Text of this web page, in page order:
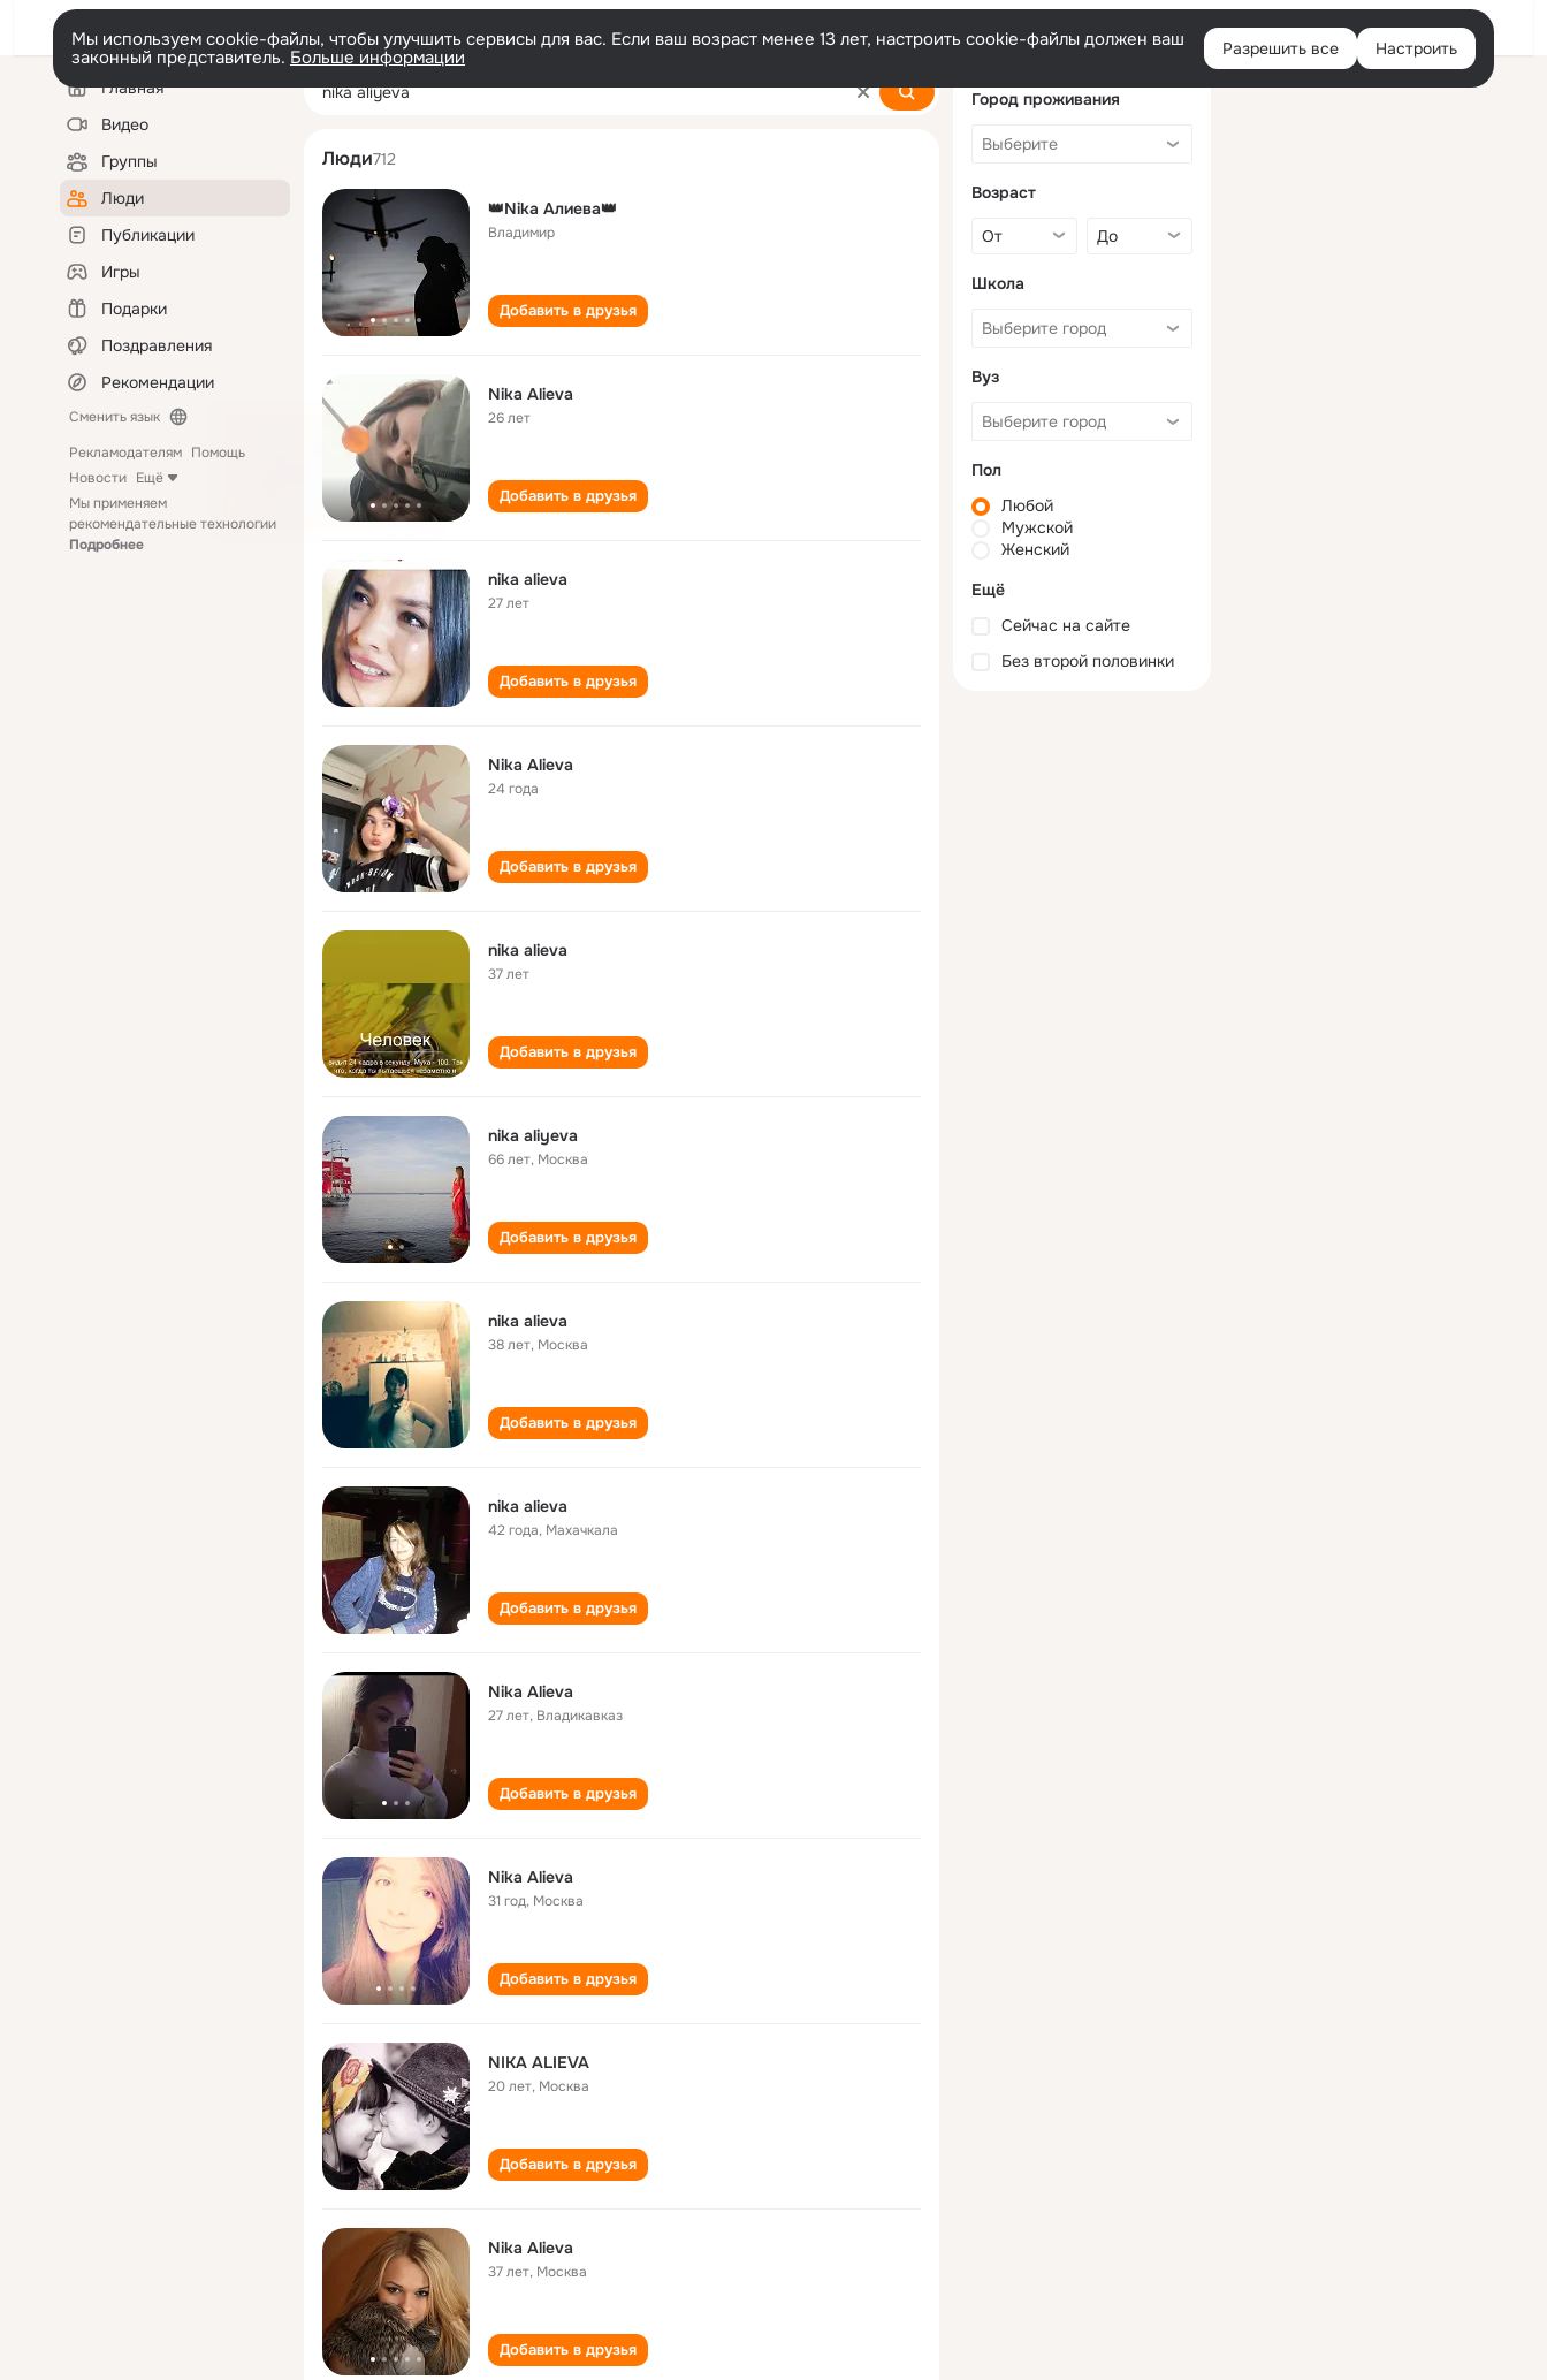
Войти
Мы используем cookie-файлы, чтобы улучшить сервисы для вас. Если ваш возраст менее 13 лет, настроить cookie-файлы должен ваш
законный представитель. Больше информации Разрешить все Настроить
Левая
колонкаГлавная
Видео
Группы
Люди
Публикации
Игры
Подарки
Поздравления
Рекомендации
Сменить язык
Рекламодателям Помощь
Новости Ещё
Мы применяем
рекомендательные технологии
Подробнее
nika aliyeva
Люди712
👑Nika Алиева👑
Владимир
Добавить в друзья
Nika Alieva
26 лет
Добавить в друзья
nika alieva
27 лет
Добавить в друзья
Nika Alieva
24 года
Добавить в друзья
nika alieva
37 лет
Добавить в друзья
nika aliyeva
66 лет, Москва
Добавить в друзья
nika alieva
38 лет, Москва
Добавить в друзья
nika alieva
42 года, Махачкала
Добавить в друзья
Nika Alieva
27 лет, Владикавказ
Добавить в друзья
Nika Alieva
31 год, Москва
Добавить в друзья
NIKA ALIEVA
20 лет, Москва
Добавить в друзья
Nika Alieva
37 лет, Москва
Добавить в друзья
Город проживания
Возраст
Школа
Вуз
Пол
Любой
Мужской
Женский
Ещё
Сейчас на сайте
Без второй половинки